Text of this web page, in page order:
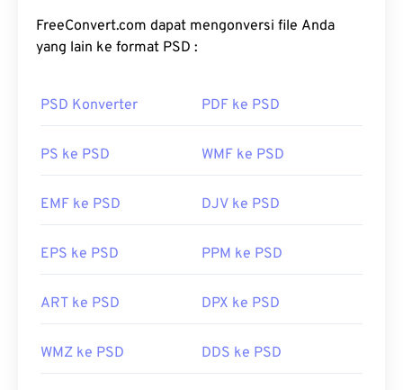
kompleks lapisan,jalur vektor, objek, filter, dan
lainnya, semuanya dalam satu berkas! PSD
komponen gambar atau desain grafis, sekaligus
yang mudah diakses. Salah satu kekurangan PSD
PSD?
umum digunakan untuk membuka berkas PSD.
Image Manipulation Program, atau dikenal sebagai
FreeConvert.com dapat mengonversi file Anda
yang lain ke format PSD :
PSD Konverter PDF ke PSD
PS ke PSD WMF ke PSD
EMF ke PSD DJV ke PSD
EPS ke PSD PPM ke PSD
ART ke PSD DPX ke PSD
WMZ ke PSD DDS ke PSD